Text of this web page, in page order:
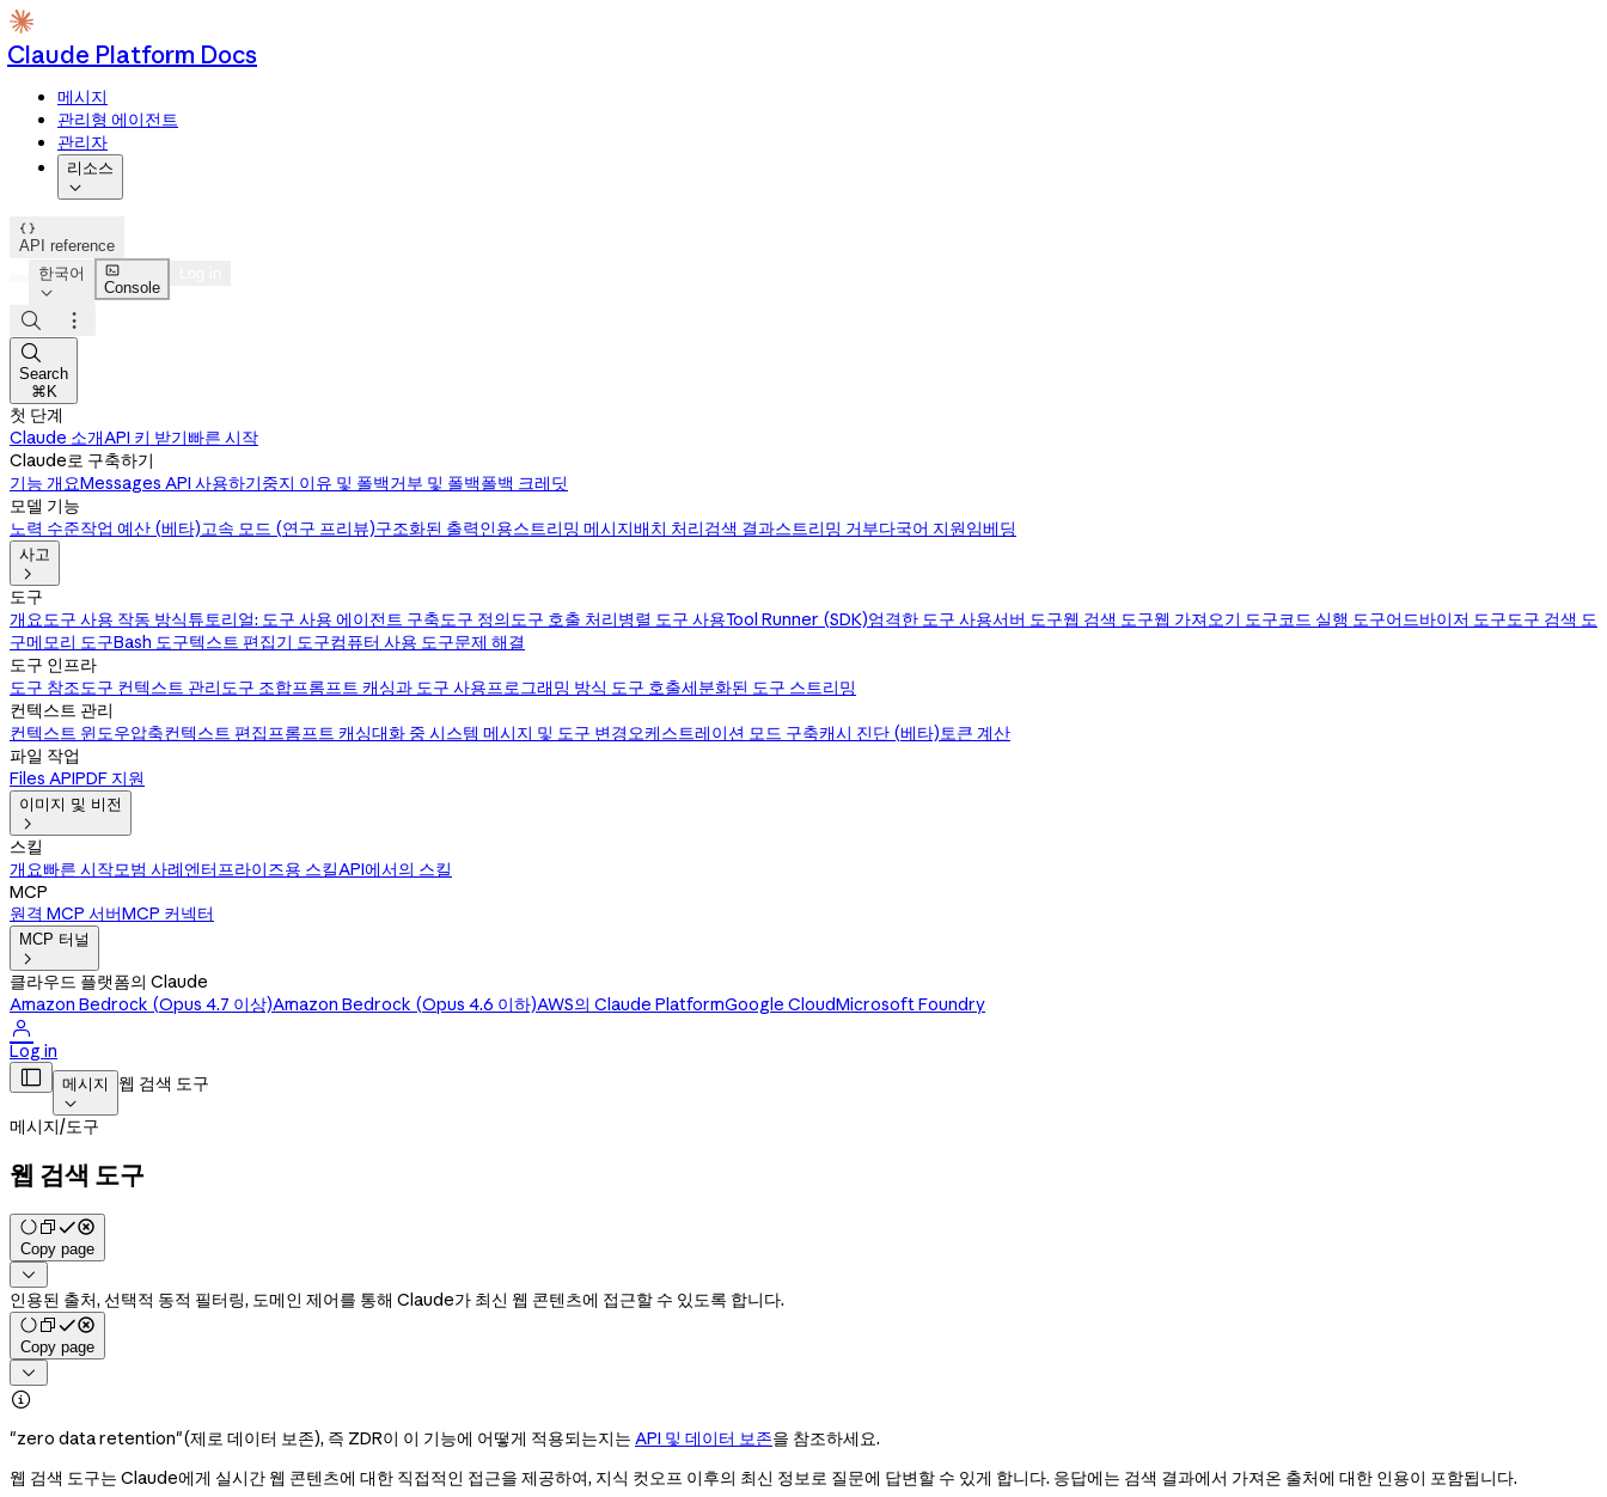
Claude Platform Docs
메시지
관리형 에이전트
관리자
리소스


API reference
한국어


Console



Search
⌘K
첫 단계
Claude 소개API 키 받기빠른 시작
Claude로 구축하기
기능 개요Messages API 사용하기중지 이유 및 폴백거부 및 폴백폴백 크레딧
모델 기능
노력 수준작업 예산 (베타)고속 모드 (연구 프리뷰)구조화된 출력인용스트리밍 메시지배치 처리검색 결과스트리밍 거부다국어 지원임베딩
사고

도구
개요도구 사용 작동 방식튜토리얼: 도구 사용 에이전트 구축도구 정의도구 호출 처리병렬 도구 사용Tool Runner (SDK)엄격한 도구 사용서버 도구웹 검색 도구웹 가져오기 도구코드 실행 도구어드바이저 도구도구 검색 도
구메모리 도구Bash 도구텍스트 편집기 도구컴퓨터 사용 도구문제 해결
도구 인프라
도구 참조도구 컨텍스트 관리도구 조합프롬프트 캐싱과 도구 사용프로그래밍 방식 도구 호출세분화된 도구 스트리밍
컨텍스트 관리
컨텍스트 윈도우압축컨텍스트 편집프롬프트 캐싱대화 중 시스템 메시지 및 도구 변경오케스트레이션 모드 구축캐시 진단 (베타)토큰 계산
파일 작업
Files APIPDF 지원
이미지 및 비전

스킬
개요빠른 시작모범 사례엔터프라이즈용 스킬API에서의 스킬
MCP
원격 MCP 서버MCP 커넥터
MCP 터널

클라우드 플랫폼의 Claude
Amazon Bedrock (Opus 4.7 이상)Amazon Bedrock (Opus 4.6 이하)AWS의 Claude PlatformGoogle CloudMicrosoft Foundry

Log in
 메시지

웹 검색 도구
메시지/도구
웹 검색 도구
Copy page

인용된 출처, 선택적 동적 필터링, 도메인 제어를 통해 Claude가 최신 웹 콘텐츠에 접근할 수 있도록 합니다.
Copy page


"zero data retention"(제로 데이터 보존), 즉 ZDR이 이 기능에 어떻게 적용되는지는 API 및 데이터 보존을 참조하세요.
웹 검색 도구는 Claude에게 실시간 웹 콘텐츠에 대한 직접적인 접근을 제공하여, 지식 컷오프 이후의 최신 정보로 질문에 답변할 수 있게 합니다. 응답에는 검색 결과에서 가져온 출처에 대한 인용이 포함됩니다.